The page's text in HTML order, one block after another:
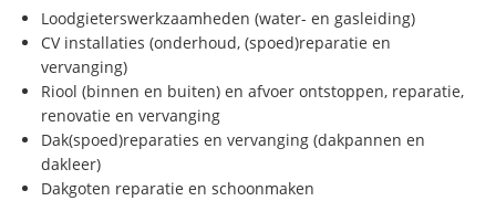
Loodgieterswerkzaamheden (water- en gasleiding)
CV installaties (onderhoud, (spoed)reparatie en
vervanging)
Riool (binnen en buiten) en afvoer ontstoppen, reparatie,
renovatie en vervanging
Dak(spoed)reparaties en vervanging (dakpannen en
dakleer)
Dakgoten reparatie en schoonmaken